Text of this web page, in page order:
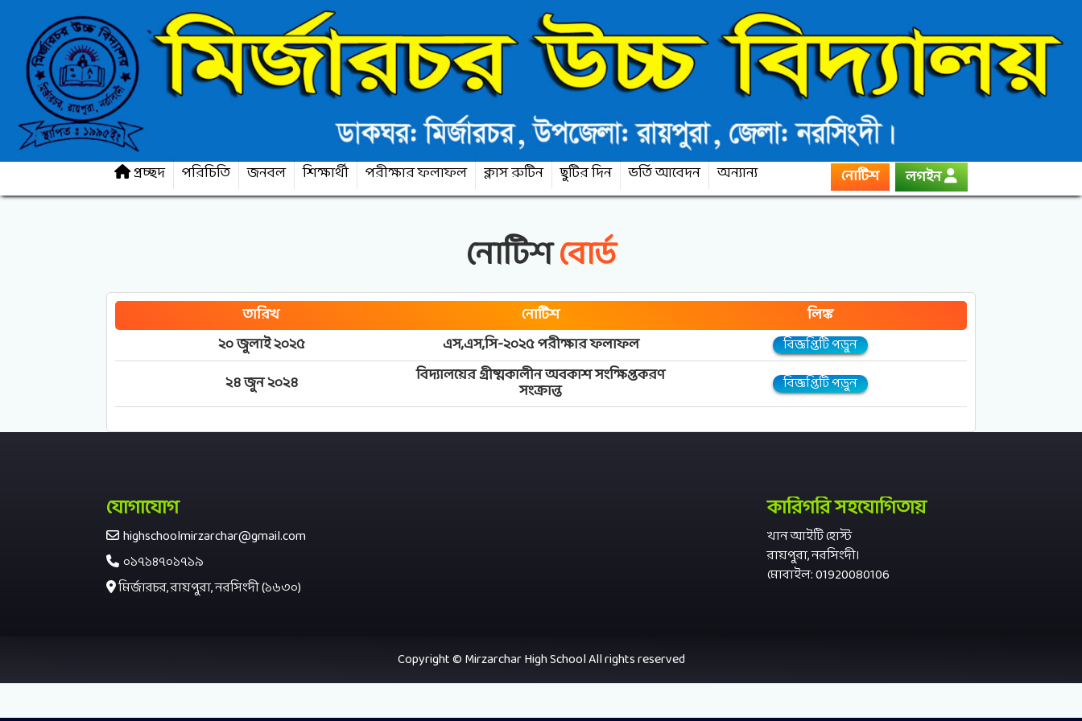
প্রচ্ছদ পরিচিতি জনবল শিক্ষার্থী পরীক্ষার ফলাফল ক্লাস রুটিন ছুটির দিন ভর্তি আবেদন অন্যান্য নোটিশ লগইন
নোটিশবোর্ড
তারিখ নোটিশ
লিঙ্ক
২০ জুলাই ২০২৫
এস,এস,সি-২০২৫ পরীক্ষার ফলাফল বিজ্ঞপ্তিটি পড়ুন
২৪ জুন ২০২৪ বিদ্যালয়ের গ্রীষ্মকালীন অবকাশ সংক্ষিপ্তকরণ
সংক্রান্ত বিজ্ঞপ্তিটি পড়ুন
যোগাযোগ
highschoolmirzarchar@gmail.com
০১৭১৪৭০১৭১৯
মির্জারচর, রায়পুরা, নরসিংদী (১৬৩০)
কারিগরি সহযোগিতায়
খান আইটি হোস্ট
রায়পুরা, নরসিংদী।
মোবাইল: 01920080106
Copyright © Mirzarchar High School All rights reserved